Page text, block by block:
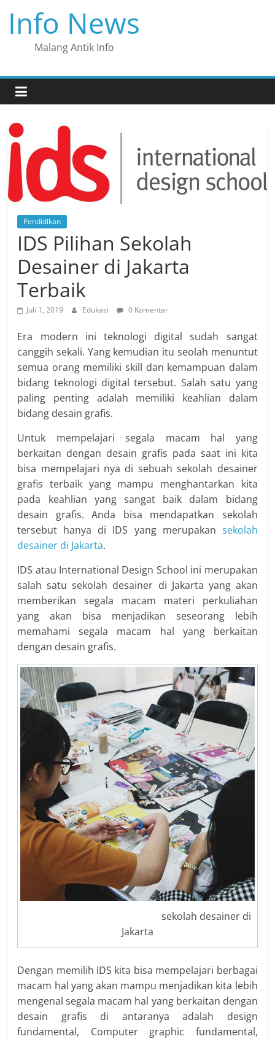
content
Info News
Malang Antik Info
Pendidikan
IDS Pilihan Sekolah
Desainer di Jakarta
Terbaik
Juli 1, 2019 Edukasi 0 Komentar
Era modern ini teknologi digital sudah sangat
canggih sekali. Yang kemudian itu seolah menuntut
semua orang memiliki skill dan kemampuan dalam
bidang teknologi digital tersebut. Salah satu yang
paling penting adalah memiliki keahlian dalam
bidang desain grafis.
Untuk mempelajari segala macam hal yang
berkaitan dengan desain grafis pada saat ini kita
bisa mempelajari nya di sebuah sekolah desainer
grafis terbaik yang mampu menghantarkan kita
pada keahlian yang sangat baik dalam bidang
desain grafis. Anda bisa mendapatkan sekolah
tersebut hanya di IDS yang merupakan sekolah
desainer di Jakarta.
IDS atau International Design School ini merupakan
salah satu sekolah desainer di Jakarta yang akan
memberikan segala macam materi perkuliahan
yang akan bisa menjadikan seseorang lebih
memahami segala macam hal yang berkaitan
dengan desain grafis.
sekolah desainer di
Jakarta
Dengan memilih IDS kita bisa mempelajari berbagai
macam hal yang akan mampu menjadikan kita lebih
mengenal segala macam hal yang berkaitan dengan
desain grafis di antaranya adalah design
fundamental, Computer graphic fundamental,